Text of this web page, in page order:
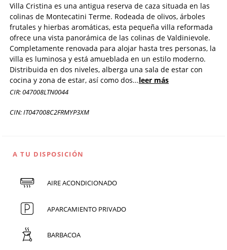
Villa Cristina es una antigua reserva de caza situada en las
colinas de Montecatini Terme. Rodeada de olivos, árboles
frutales y hierbas aromáticas, esta pequeña villa reformada
ofrece una vista panorámica de las colinas de Valdinievole.
Completamente renovada para alojar hasta tres personas, la
villa es luminosa y está amueblada en un estilo moderno.
Distribuida en dos niveles, alberga una sala de estar con
cocina y zona de estar, así como dos...leer más
CIR: 047008LTN0044
CIN: IT047008C2FRMYP3XM
A TU DISPOSICIÓN
AIRE ACONDICIONADO
APARCAMIENTO PRIVADO
BARBACOA